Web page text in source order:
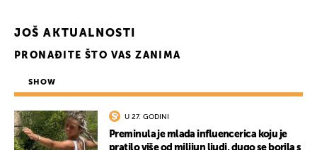
JOŠ AKTUALNOSTI
PRONAĐITE ŠTO VAS ZANIMA
SHOW
U 27. GODINI
Preminula je mlada influencerica koju je
pratilo više od milijun ljudi, dugo se borila s